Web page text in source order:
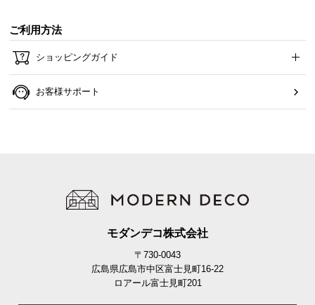
ご利用方法
ショッピングガイド
お客様サポート
モダンデコ株式会社
〒730-0043
広島県広島市中区富士見町16-22
ロアール富士見町201